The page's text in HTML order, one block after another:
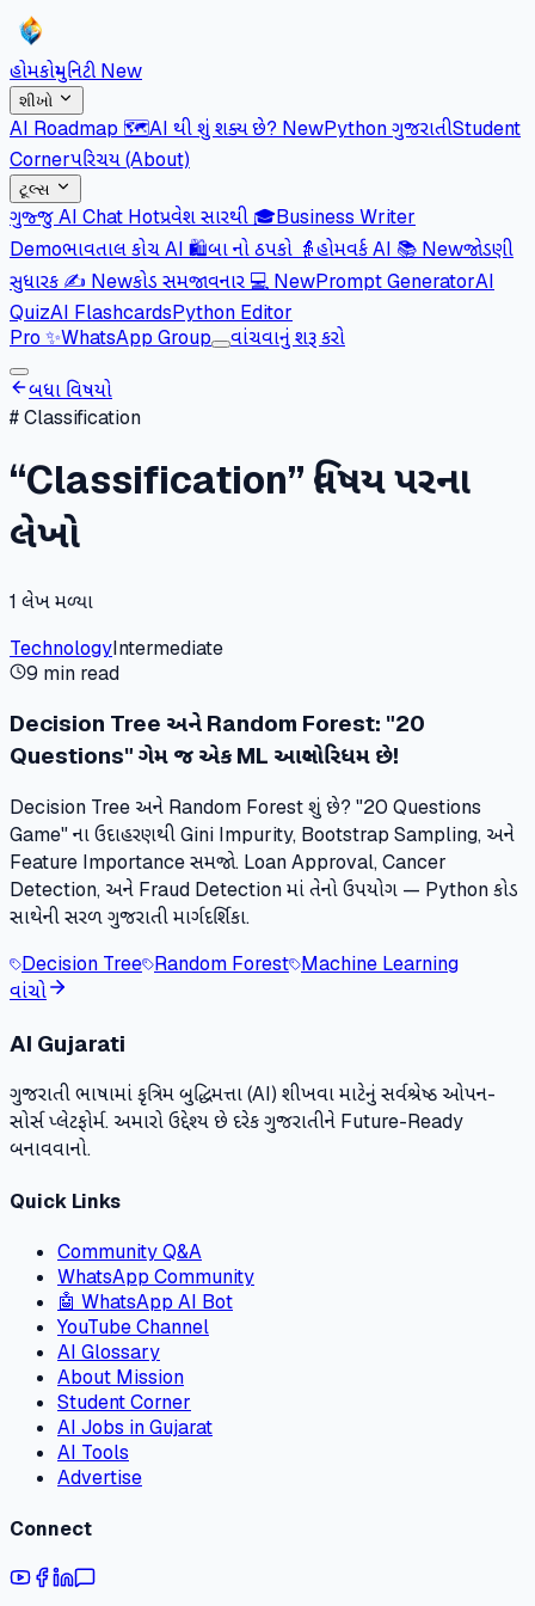
હોમકોમ્યુનિટી New
શીખો
AI Roadmap 🗺️AI થી શું શક્ય છે? NewPython ગુજરાતીStudent
Cornerપરિચય (About)
ટૂલ્સ
ગુજ્જુ AI Chat Hotપ્રવેશ સારથી 🎓Business Writer
Demoભાવતાલ કોચ AI 🛍️બા નો ઠપકો 👵હોમવર્ક AI 📚 Newજોડણી
સુધારક ✍️ Newકોડ સમજાવનાર 💻 NewPrompt GeneratorAI
QuizAI FlashcardsPython Editor
Pro ✨WhatsApp Group વાંચવાનું શરૂ કરો
બધા વિષયો
#Classification
“Classification” વિષય પરના
લેખો
1 લેખ મળ્યા
TechnologyIntermediate
9 min read
Decision Tree અને Random Forest: "20
Questions" ગેમ જ એક ML આલ્ગોરિધમ છે!
Decision Tree અને Random Forest શું છે? "20 Questions
Game" ના ઉદાહરણથી Gini Impurity, Bootstrap Sampling, અને
Feature Importance સમજો. Loan Approval, Cancer
Detection, અને Fraud Detection માં તેનો ઉપયોગ — Python કોડ
સાથેની સરળ ગુજરાતી માર્ગદર્શિકા.
Decision Tree Random Forest Machine Learning
વાંચો
AI Gujarati
ગુજરાતી ભાષામાં કૃત્રિમ બુદ્ધિમત્તા (AI) શીખવા માટેનું સર્વશ્રેષ્ઠ ઓપન-
સોર્સ પ્લેટફોર્મ. અમારો ઉદ્દેશ્ય છે દરેક ગુજરાતીને Future-Ready
બનાવવાનો.
Quick Links
Community Q&A
WhatsApp Community
🤖 WhatsApp AI Bot
YouTube Channel
AI Glossary
About Mission
Student Corner
AI Jobs in Gujarat
AI Tools
Advertise
Connect